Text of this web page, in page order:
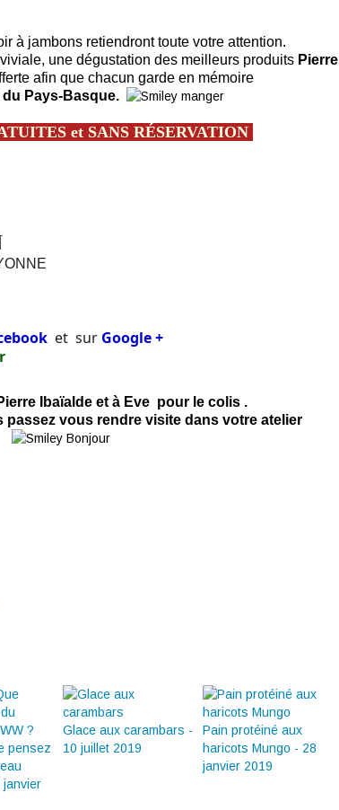
à jambons retiendront toute votre attention.
une dégustation des meilleurs produits Pierre
afin que chacun garde en mémoire
Pays-Basque.
et SANS RÉSERVATION
et sur Google+
Ibaïalde et à Eve pour le colis .
passez vous rendre visite dans votre atelier
pensez
janvier
Glace aux carambars -
10 juillet 2019
Pain protéiné aux
haricots Mungo - 28
janvier 2019